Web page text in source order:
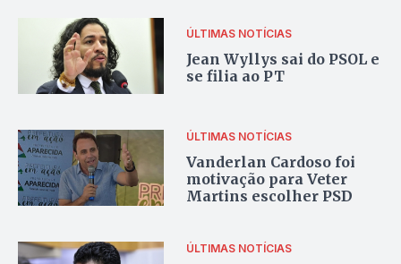
ÚLTIMAS NOTÍCIAS
Jean Wyllys sai do PSOL e
se filia ao PT
ÚLTIMAS NOTÍCIAS
Vanderlan Cardoso foi
motivação para Veter
Martins escolher PSD
ÚLTIMAS NOTÍCIAS